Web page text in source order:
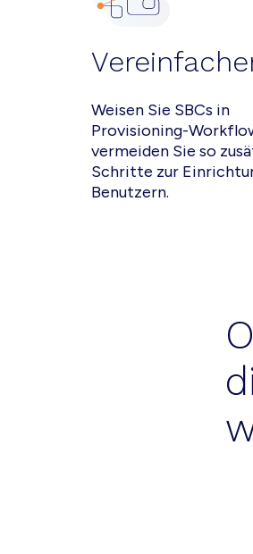
Weisen Sie SBCs in
Provisioning-
vermeiden Sie so
Schritte zur
Benutzern.